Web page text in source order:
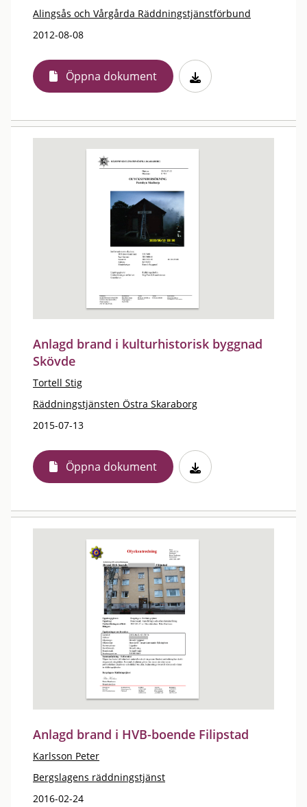
Alingsås och Vårgårda Räddningstjänstförbund
2012-08-08
Öppna dokument
Anlagd brand i kulturhistorisk byggnad
Skövde
Tortell Stig
Räddningstjänsten Östra Skaraborg
2015-07-13
Öppna dokument
Anlagd brand i HVB-boende Filipstad
Karlsson Peter
Bergslagens räddningstjänst
2016-02-24